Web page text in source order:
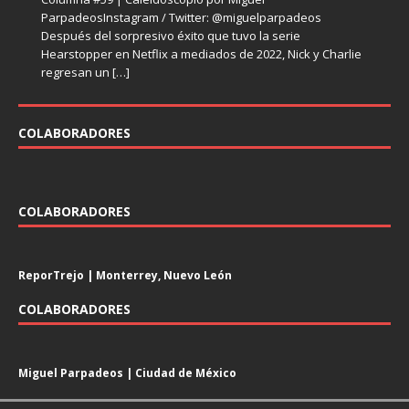
ParpadeosInstagram / Twitter: @miguelparpadeos
Después del sorpresivo éxito que tuvo la serie
Hearstopper en Netflix a mediados de 2022, Nick y Charlie
regresan un […]
ParpadeosInstagram / Twitter: @miguelparpadeos La
televisión despidió en el primer semestre del 2023 varias
series emblemáticas de los últimos años. En el mundo de
[…]
hace con[…]
falso[…]
Después del polémico recibimiento que tuvo en 2017 el
episodio VIII de Star Wars, el futuro del director Rian
Johnson[…]
sociales que causaron un impacto en la década de los
noventa, uno[…]
COLABORADORES
COLABORADORES
ReporTrejo | Monterrey, Nuevo León
COLABORADORES
Miguel Parpadeos | Ciudad de México